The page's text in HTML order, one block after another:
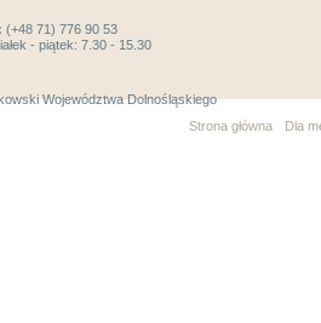
(+48 71) 776 90 53
- piątek: 7.30 - 15.30
Województwa Dolnośląskiego
Strona główna
Dla